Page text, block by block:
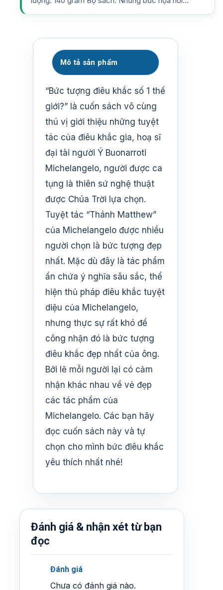
Mô tả sản phẩm
“Bức tượng điêu khắc số 1 thế
giới?” là cuốn sách vô cùng
thú vị giới thiệu những tuyệt
tác của điêu khắc gia, hoạ sĩ
đại tài người Ý Buonarroti
Michelangelo, người được ca
tụng là thiên sứ nghệ thuật
được Chúa Trời lựa chọn.
Tuyệt tác “Thánh Matthew”
của Michelangelo được nhiều
người chọn là bức tượng đẹp
nhất. Mặc dù đây là tác phẩm
ẩn chứa ý nghĩa sâu sắc, thể
hiện thủ pháp điêu khắc tuyệt
diệu của Michelangelo,
nhưng thực sự rất khó để
công nhận đó là bức tượng
điêu khắc đẹp nhất của ông.
Bởi lẽ mỗi người lại có cảm
nhận khác nhau về vẻ đẹp
các tác phẩm của
Michelangelo. Các bạn hãy
đọc cuốn sách này và tự
chọn cho mình bức điêu khắc
yêu thích nhất nhé!
Đánh giá & nhận xét từ bạn
đọc
Đánh giá
Chưa có đánh giá nào.